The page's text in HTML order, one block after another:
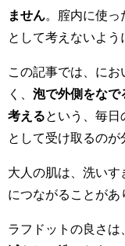
ません 。腟内に使
として考えないよう
この記事では、に
く、 泡で外側をなで
考える という、毎
として受け取るのが
大人の肌は、洗い
につながることがあ
ラフドットの良さは